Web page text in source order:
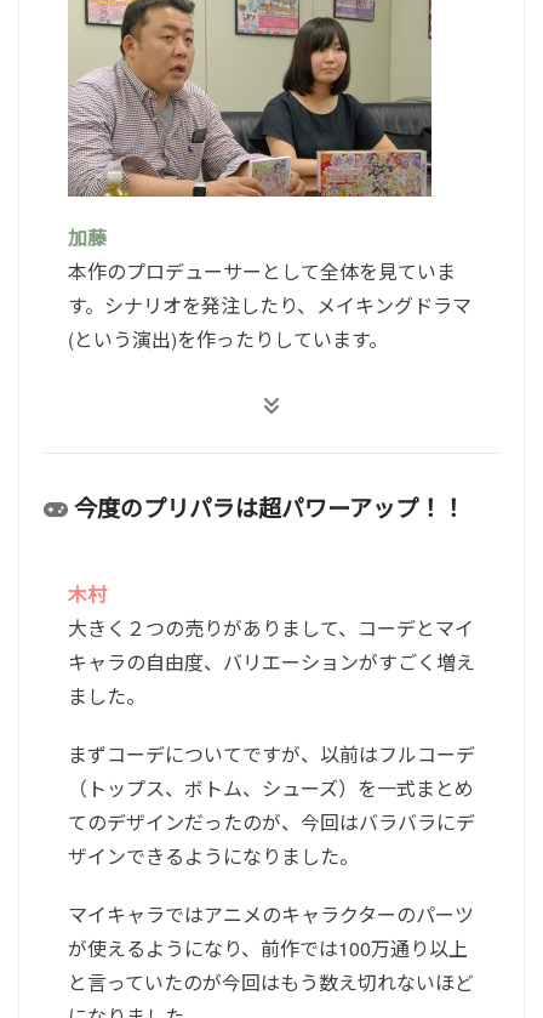
加藤
本作のプロデューサーとして全体を見ていま
す。シナリオを発注したり、メイキングドラマ
(という演出)を作ったりしています。
今度のプリパラは超パワーアップ！！
木村
大きく２つの売りがありまして、コーデとマイ
キャラの自由度、バリエーションがすごく増え
ました。
まずコーデについてですが、以前はフルコーデ
（トップス、ボトム、シューズ）を一式まとめ
てのデザインだったのが、今回はバラバラにデ
ザインできるようになりました。
マイキャラではアニメのキャラクターのパーツ
が使えるようになり、前作では100万通り以上
と言っていたのが今回はもう数え切れないほど